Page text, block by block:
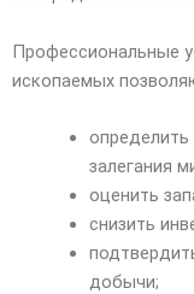
Профессиональные
ископаемых
определить
залегания
оценить
снизить
добычи;